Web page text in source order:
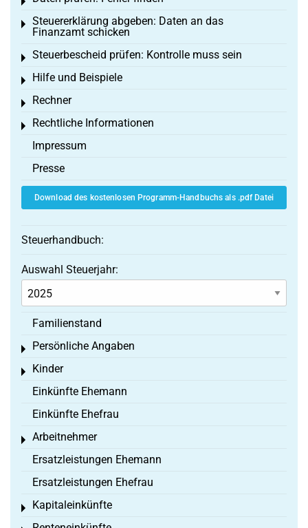
Steuererklärung abgeben: Daten an das
Finanzamt schicken
Toggle menu
Steuerbescheid prüfen: Kontrolle muss sein
Toggle menu
Hilfe und Beispiele
Toggle menu
Rechner
Toggle menu
Rechtliche Informationen
Toggle menu
Impressum
Presse
Download des kostenlosen Programm-Handbuchs als .pdf Datei
Steuerhandbuch:
Auswahl Steuerjahr:
Familienstand
Persönliche Angaben
Toggle menu
Kinder
Toggle menu
Einkünfte Ehemann
Einkünfte Ehefrau
Arbeitnehmer
Toggle menu
Ersatzleistungen Ehemann
Ersatzleistungen Ehefrau
Kapitaleinkünfte
Toggle menu